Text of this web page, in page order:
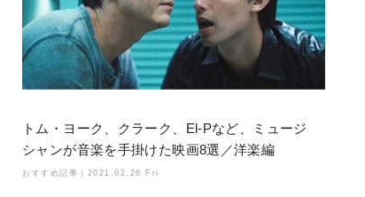
トム・ヨーク、クラーク、El-Pなど、ミュージ
シャンが音楽を手掛けた映画8選／洋楽編
おすすめ記事｜ 2021.02.26 Fri